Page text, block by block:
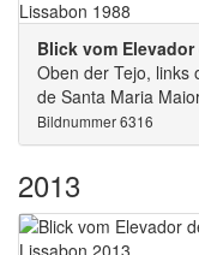
Blick vom
Oben der Tejo, links
de Santa Maria
Bildnummer 6316
2013